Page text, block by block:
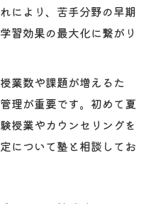
により、苦手分野の早期
習効果の最大化に繋がり
業数や課題が増えるた
理が重要です。初めて夏
授業やカウンセリングを
について塾と相談してお